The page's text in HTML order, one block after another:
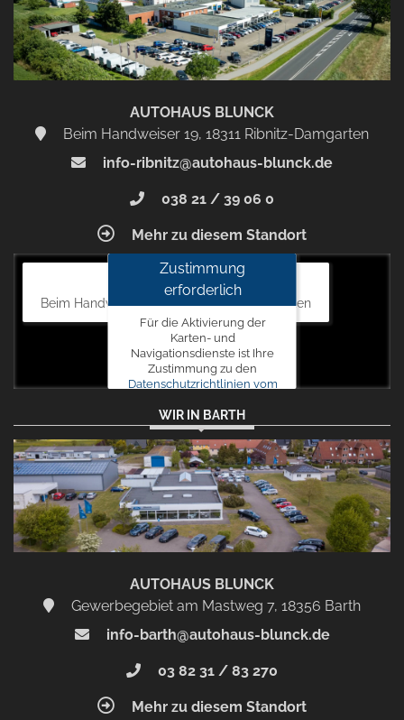
AUTOHAUS BLUNCK
Beim Handweiser 19, 18311 Ribnitz-Damgarten
info-ribnitz@autohaus-blunck.de
038 21 / 39 06 0
Mehr zu diesem Standort
Autohaus Blunck
Beim Handweiser 19, 18311 Ribnitz-Damgarten
Zustimmung
erforderlich
Für die Aktivierung der
Karten- und
Navigationsdienste ist Ihre
Zustimmung zu den
Datenschutzrichtlinien vom
erforderlich.
Zustimmen
und
aktivieren
WIR IN BARTH
AUTOHAUS BLUNCK
Gewerbegebiet am Mastweg 7, 18356 Barth
info-barth@autohaus-blunck.de
03 82 31 / 83 270
Mehr zu diesem Standort